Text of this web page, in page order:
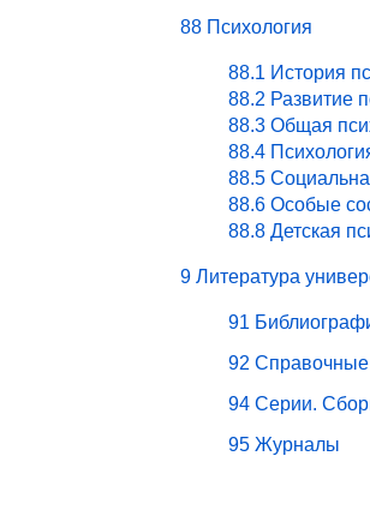
88 Психология
88.1 История
88.2 Развитие
88.3 Общая
88.4
88.5
88.6 Особые
88.8 Детская
9 Литература
91
92 Справочные
94 Серии.
95 Журналы